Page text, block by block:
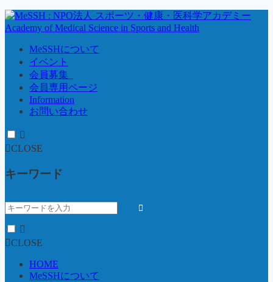
MeSSHについて
イベント
会員募集_
会員専用ページ
Information
お問い合わせ
CLOSE
キーワード
CLOSE
HOME
MeSSHについて